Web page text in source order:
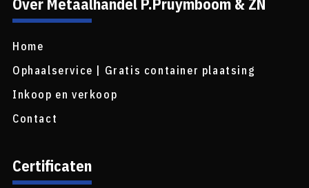
Home
Ophaalservice | Gratis container plaatsing
Inkoop en verkoop
Contact
Certificaten